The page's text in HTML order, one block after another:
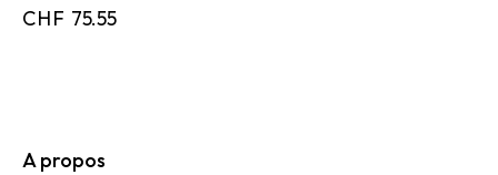
CHF 75.55
A propos